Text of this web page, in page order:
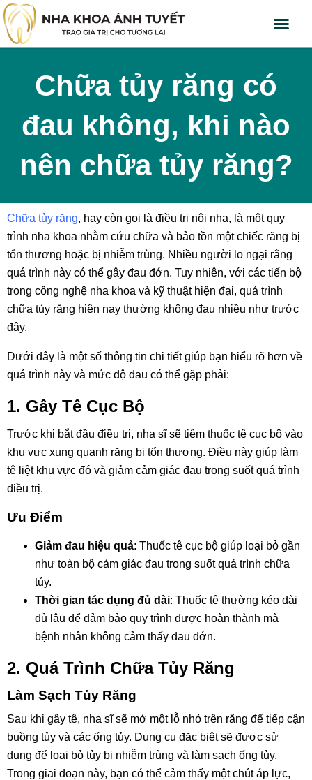
Chữa tủy răng có
đau không, khi nào
nên chữa tủy răng?
Chữa tủy răng, hay còn gọi là điều trị nội nha, là một quy
trình nha khoa nhằm cứu chữa và bảo tồn một chiếc răng bị
tổn thương hoặc bị nhiễm trùng. Nhiều người lo ngại rằng
quá trình này có thể gây đau đớn. Tuy nhiên, với các tiến bộ
trong công nghệ nha khoa và kỹ thuật hiện đại, quá trình
chữa tủy răng hiện nay thường không đau nhiều như trước
đây.
Dưới đây là một số thông tin chi tiết giúp bạn hiểu rõ hơn về
quá trình này và mức độ đau có thể gặp phải:
1. Gây Tê Cục Bộ
Trước khi bắt đầu điều trị, nha sĩ sẽ tiêm thuốc tê cục bộ vào
khu vực xung quanh răng bị tổn thương. Điều này giúp làm
tê liệt khu vực đó và giảm cảm giác đau trong suốt quá trình
điều trị.
Ưu Điểm
Giảm đau hiệu quả: Thuốc tê cục bộ giúp loại bỏ gần
như toàn bộ cảm giác đau trong suốt quá trình chữa
tủy.
Thời gian tác dụng đủ dài: Thuốc tê thường kéo dài
đủ lâu để đảm bảo quy trình được hoàn thành mà
bệnh nhân không cảm thấy đau đớn.
2. Quá Trình Chữa Tủy Răng
Làm Sạch Tủy Răng
Sau khi gây tê, nha sĩ sẽ mở một lỗ nhỏ trên răng để tiếp cận
buồng tủy và các ống tủy. Dụng cụ đặc biệt sẽ được sử
dụng để loại bỏ tủy bị nhiễm trùng và làm sạch ống tủy.
Trong giai đoạn này, bạn có thể cảm thấy một chút áp lực,